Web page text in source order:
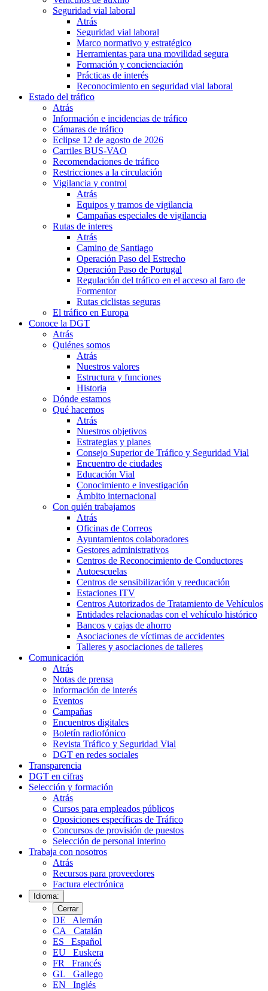
Seguridad vial laboral
Atrás
Seguridad vial laboral
Marco normativo y estratégico
Herramientas para una movilidad segura
Formación y concienciación
Prácticas de interés
Reconocimiento en seguridad vial laboral
Estado del tráfico
Atrás
Información e incidencias de tráfico
Cámaras de tráfico
Eclipse 12 de agosto de 2026
Carriles BUS-VAO
Recomendaciones de tráfico
Restricciones a la circulación
Vigilancia y control
Atrás
Equipos y tramos de vigilancia
Campañas especiales de vigilancia
Rutas de interes
Atrás
Camino de Santiago
Operación Paso del Estrecho
Operación Paso de Portugal
Regulación del tráfico en el acceso al faro de
Formentor
Rutas ciclistas seguras
El tráfico en Europa
Conoce la DGT
Atrás
Quiénes somos
Atrás
Nuestros valores
Estructura y funciones
Historia
Dónde estamos
Qué hacemos
Atrás
Nuestros objetivos
Estrategias y planes
Consejo Superior de Tráfico y Seguridad Vial
Encuentro de ciudades
Educación Vial
Conocimiento e investigación
Ámbito internacional
Con quién trabajamos
Atrás
Oficinas de Correos
Ayuntamientos colaboradores
Gestores administrativos
Centros de Reconocimiento de Conductores
Autoescuelas
Centros de sensibilización y reeducación
Estaciones ITV
Centros Autorizados de Tratamiento de Vehículos
Entidades relacionadas con el vehículo histórico
Bancos y cajas de ahorro
Asociaciones de víctimas de accidentes
Talleres y asociaciones de talleres
Comunicación
Atrás
Notas de prensa
Información de interés
Eventos
Campañas
Encuentros digitales
Boletín radiofónico
Revista Tráfico y Seguridad Vial
DGT en redes sociales
Transparencia
DGT en cifras
Selección y formación
Atrás
Cursos para empleados públicos
Oposiciones específicas de Tráfico
Concursos de provisión de puestos
Selección de personal interino
Trabaja con nosotros
Atrás
Recursos para proveedores
Factura electrónica
Idioma:
Cerrar
DE
Alemán
CA
Catalán
ES
Español
EU
Euskera
FR
Francés
GL
Gallego
EN
Inglés